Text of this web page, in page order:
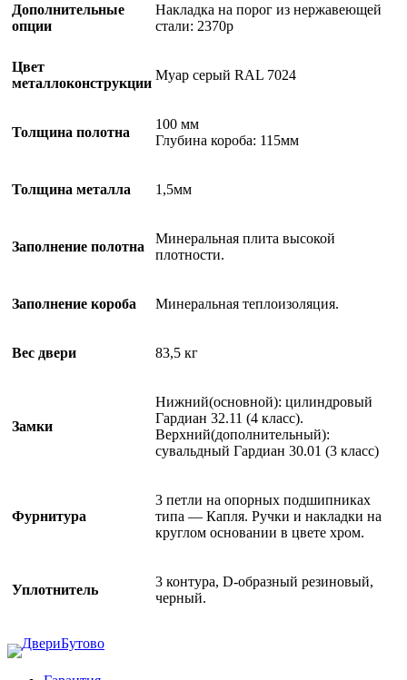
Дополнительные
опции
Накладка на порог из нержавеющей
стали: 2370р
Цвет
металлоконструкции
Муар серый RAL 7024
Толщина полотна
100 мм
Глубина короба: 115мм
Толщина металла 1,5мм
Заполнение полотна
Минеральная плита высокой
плотности.
Заполнение короба Минеральная теплоизоляция.
Вес двери 83,5 кг
Замки
Нижний(основной): цилиндровый
Гардиан 32.11 (4 класс).
Верхний(дополнительный):
сувальдный Гардиан 30.01 (3 класс)
Фурнитура
3 петли на опорных подшипниках
типа — Капля. Ручки и накладки на
круглом основании в цвете хром.
Уплотнитель
3 контура, D-образный резиновый,
черный.